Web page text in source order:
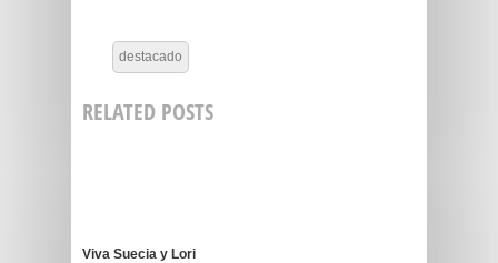
destacado
RELATED POSTS
Viva Suecia y Lori